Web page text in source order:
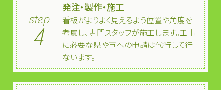
step
4
発注・製作・施工
看板がよりよく見えるよう位置や角度を
考慮し、専門スタッフが施工します。工事
に必要な県や市への申請は代行して行
ないます。